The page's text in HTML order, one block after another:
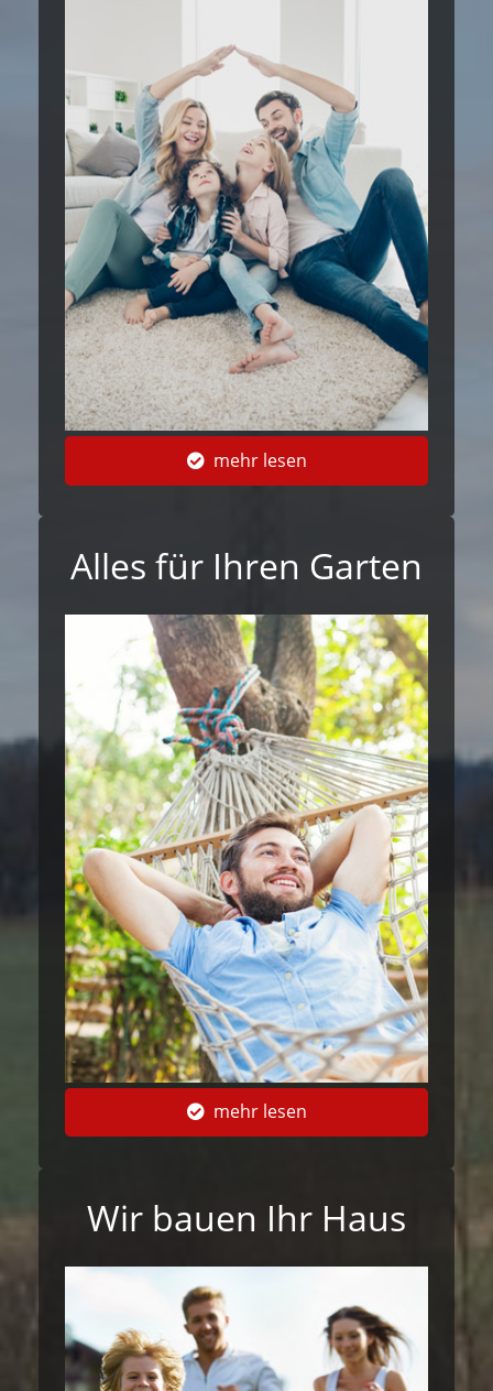
mehr lesen
Alles für Ihren Garten
mehr lesen
Wir bauen Ihr Haus